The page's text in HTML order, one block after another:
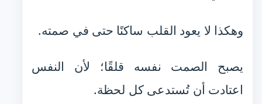
وهكذا لا يعود القلب ساكنًا حتى في صمته.
يصبح الصمت نفسه قلقًا؛ لأن النفس
اعتادت أن تُستدعى كل لحظة.